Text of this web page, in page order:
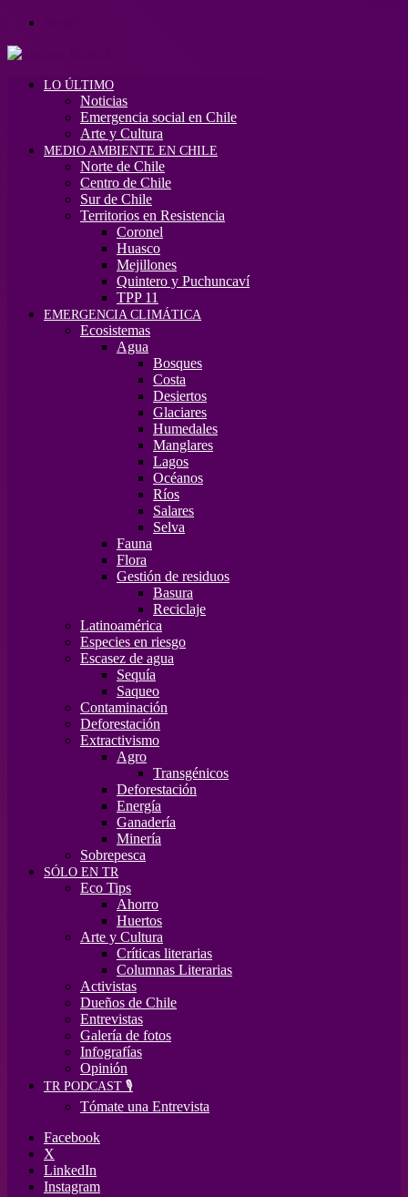
LO ÚLTIMO
Noticias
Emergencia social en Chile
Arte y Cultura
MEDIO AMBIENTE EN CHILE
Norte de Chile
Centro de Chile
Sur de Chile
Territorios en Resistencia
Coronel
Huasco
Mejillones
Quintero y Puchuncaví
TPP 11
EMERGENCIA CLIMÁTICA
Ecosistemas
Agua
Bosques
Costa
Desiertos
Glaciares
Humedales
Manglares
Lagos
Océanos
Ríos
Salares
Selva
Fauna
Flora
Gestión de residuos
Basura
Reciclaje
Latinoamérica
Especies en riesgo
Escasez de agua
Sequía
Saqueo
Contaminación
Deforestación
Extractivismo
Agro
Transgénicos
Deforestación
Energía
Ganadería
Minería
Sobrepesca
SÓLO EN TR
Eco Tips
Ahorro
Huertos
Arte y Cultura
Críticas literarias
Columnas Literarias
Activistas
Dueños de Chile
Entrevistas
Galería de fotos
Infografías
Opinión
TR PODCAST 🎙️
Tómate una Entrevista
Facebook
X
LinkedIn
Instagram